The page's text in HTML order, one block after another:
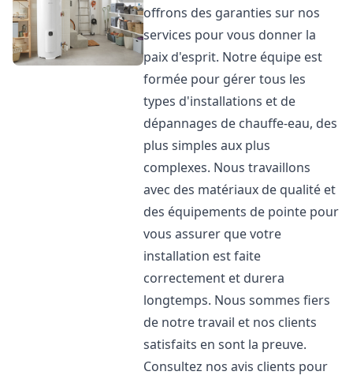
offrons des garanties sur nos
services pour vous donner la
paix d'esprit. Notre équipe est
formée pour gérer tous les
types d'installations et de
dépannages de chauffe-eau, des
plus simples aux plus
complexes. Nous travaillons
avec des matériaux de qualité et
des équipements de pointe pour
vous assurer que votre
installation est faite
correctement et durera
longtemps. Nous sommes fiers
de notre travail et nos clients
satisfaits en sont la preuve.
Consultez nos avis clients pour